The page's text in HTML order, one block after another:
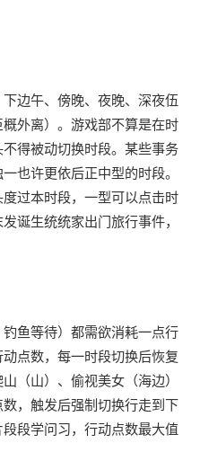
边午、傍晚、夜晚、深夜伍
外离）。 游戏部不算是在时
得被动切换时段。 某些事务
也许更依后正中型的时段。
过本时段，一型可以点击时
诞生统统家出门旅行事件，
鱼等待）都需欲消耗一点行
点数，每一时段切换后恢复
山（山）、偷视美女（海边）
，触发后强制切换行走到下
段学问习，行动点数最大值